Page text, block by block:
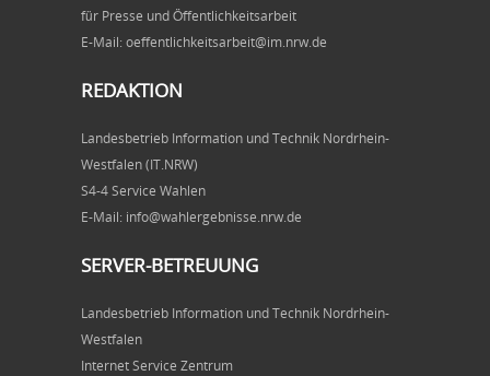
für Presse und Öffentlichkeitsarbeit
E-Mail: oeffentlichkeitsarbeit@im.nrw.de
REDAKTION
Landesbetrieb Information und Technik Nordrhein-
Westfalen (IT.NRW)
S4-4 Service Wahlen
E-Mail: info@wahlergebnisse.nrw.de
SERVER-BETREUUNG
Landesbetrieb Information und Technik Nordrhein-
Westfalen
Internet Service Zentrum